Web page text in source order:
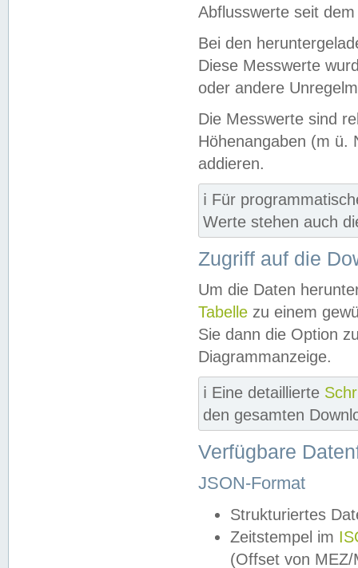
Abflusswerte seit
Bei den
Diese Messwerte
oder andere
Die Messwerte sind
Höhenangaben (m ü.
addieren.
ℹ️ Für
Werte stehen auch
Zugriff auf die
Um die Daten
Tabelle zu einem
Sie dann die Option
Diagrammanzeige.
ℹ️ Eine detaillierte
den gesamten
Verfügbare
JSON-Format
Strukturiertes
Zeitstempel im
(Offset von MEZ/